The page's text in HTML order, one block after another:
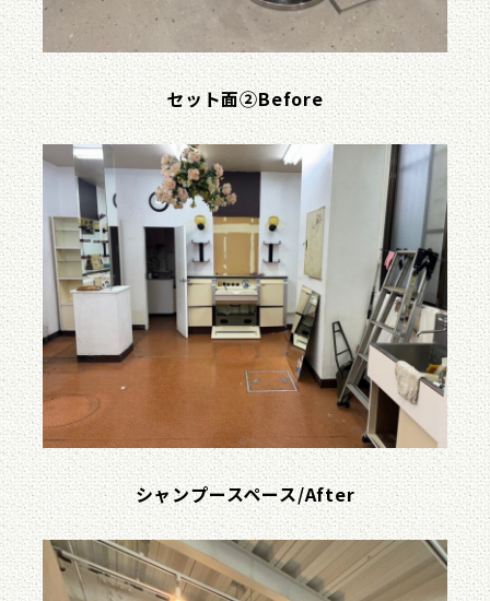
セット面②Before
シャンプースペース/After